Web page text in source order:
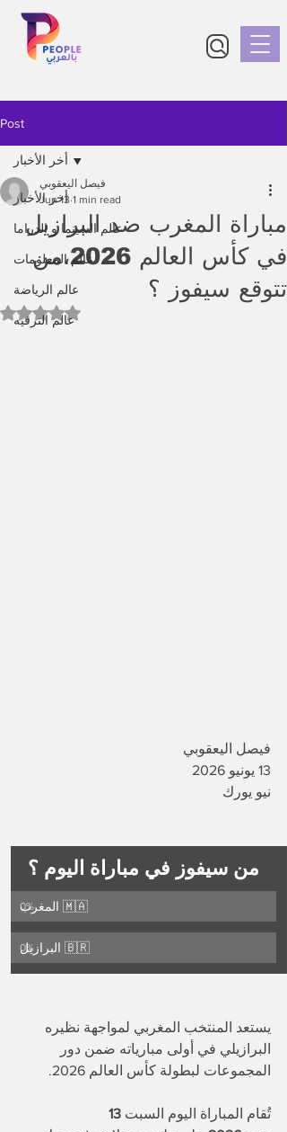
Post
أخر الأخبار
عالم السينما و الدراما
عالم المعلومات
عالم الرياضة
عالم الترفيه
أخر الأخبار
مباراة المغرب ضد البرازيل
في كأس العالم 2026،من
تتوقع سيفوز ؟
فيصل اليعقوبي
Jun 13 1 min read
Rated NaN out of 5 stars.
فيصل اليعقوبي
13 يونيو 2026
نيو يورك
من سيفوز في مباراة اليوم ؟
0% المغرب 🇲🇦
0% البرازيل 🇧🇷
يستعد المنتخب المغربي لمواجهة نظيره
البرازيلي في أولى مبارياته ضمن دور
المجموعات لبطولة كأس العالم 2026.
تُقام المباراة اليوم السبت